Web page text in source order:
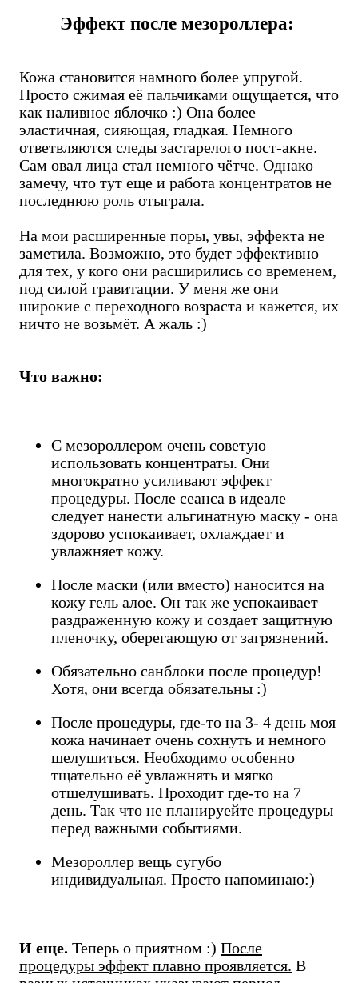
Эффект после мезороллера:
Кожа становится намного более упругой.
Просто сжимая её пальчиками ощущается, что
как наливное яблочко :) Она более
эластичная, сияющая, гладкая. Немного
ответвляются следы застарелого пост-акне.
Сам овал лица стал немного чётче. Однако
замечу, что тут еще и работа концентратов не
последнюю роль отыграла.
На мои расширенные поры, увы, эффекта не
заметила. Возможно, это будет эффективно
для тех, у кого они расширились со временем,
под силой гравитации. У меня же они
широкие с переходного возраста и кажется, их
ничто не возьмёт. А жаль :)
Что важно:
С мезороллером очень советую
использовать концентраты. Они
многократно усиливают эффект
процедуры. После сеанса в идеале
следует нанести альгинатную маску - она
здорово успокаивает, охлаждает и
увлажняет кожу.
После маски (или вместо) наносится на
кожу гель алое. Он так же успокаивает
раздраженную кожу и создает защитную
пленочку, оберегающую от загрязнений.
Обязательно санблоки после процедур!
Хотя, они всегда обязательны :)
После процедуры, где-то на 3- 4 день моя
кожа начинает очень сохнуть и немного
шелушиться. Необходимо особенно
тщательно её увлажнять и мягко
отшелушивать. Проходит где-то на 7
день. Так что не планируейте процедуры
перед важными событиями.
Мезороллер вещь сугубо
индивидуальная. Просто напоминаю:)
И еще. Теперь о приятном :) После
процедуры эффект плавно проявляется. В